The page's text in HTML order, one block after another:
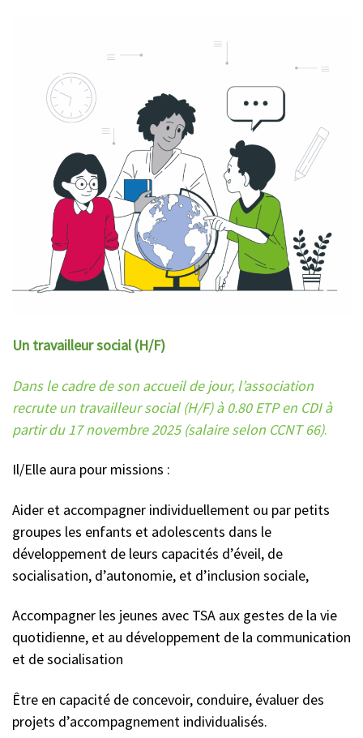
Un travailleur social (H/F)
Dans le cadre de son accueil de jour, l’association
recrute un travailleur social (H/F) à 0.80 ETP en CDI à
partir du 17 novembre 2025 (salaire selon CCNT 66).
Il/Elle aura pour missions :
Aider et accompagner individuellement ou par petits
groupes les enfants et adolescents dans le
développement de leurs capacités d’éveil, de
socialisation, d’autonomie, et d’inclusion sociale,
Accompagner les jeunes avec TSA aux gestes de la vie
quotidienne, et au développement de la communication
et de socialisation
Être en capacité de concevoir, conduire, évaluer des
projets d’accompagnement individualisés.